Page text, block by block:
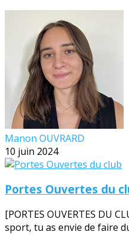
Manon OUVRARD
10 juin 2024
Portes Ouvertes du
[PORTES OUVERTES DU
sport, tu as envie de faire